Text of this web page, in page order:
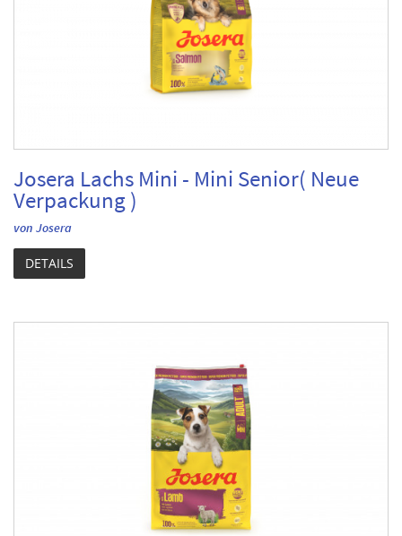
Josera Lachs Mini - Mini Senior( Neue
Verpackung )
von Josera
DETAILS